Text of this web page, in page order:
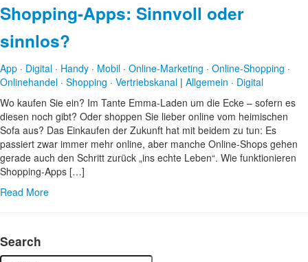
Kunden
Portfolio
Kontakt
Deutsch
English
Français
Shopping-Apps: Sinnvoll oder
sinnlos?
App · Digital · Handy · Mobil · Online-Marketing · Online-Shopping ·
Onlinehandel · Shopping · Vertriebskanal | Allgemein · Digital
Wo kaufen Sie ein? Im Tante Emma-Laden um die Ecke – sofern es
diesen noch gibt? Oder shoppen Sie lieber online vom heimischen
Sofa aus? Das Einkaufen der Zukunft hat mit beidem zu tun: Es
passiert zwar immer mehr online, aber manche Online-Shops gehen
gerade auch den Schritt zurück „ins echte Leben“. Wie funktionieren
Shopping-Apps […]
Read More
Search